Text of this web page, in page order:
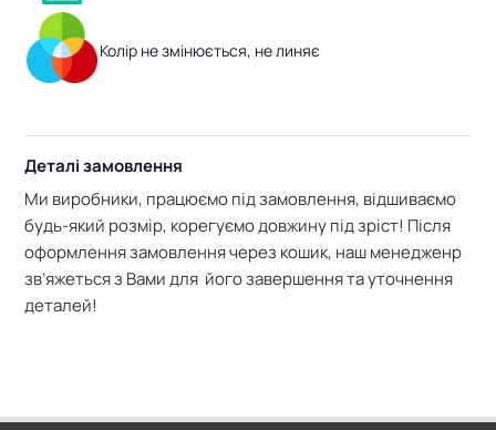
Колір не змінюється, не линяє
Деталі замовлення
Ми виробники, працюємо під замовлення, відшиваємо
будь-який розмір, корегуємо довжину під зріст! Після
оформлення замовлення через кошик, наш менедженр
зв’яжеться з Вами для його завершення та уточнення
деталей!